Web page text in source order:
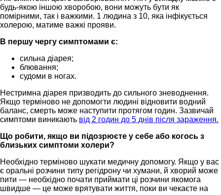
будь-якою іншою хворобою, вони можуть бути як
помірними, так і важкими. 1 людина з 10, яка інфікується
холерою, матиме важкі прояви.
В першу чергу симптомами є:
сильна діарея;
блювання;
судоми в ногах.
Нестримна діарея призводить до сильного зневоднення.
Якщо терміново не допомогти людині відновити водний
баланс, смерть може наступити протягом годин. Зазвичай
симптоми виникають від 2 годин до 5 днів після зараження.
Що робити, якщо ви підозрюєте у себе або когось з
близьких симптоми холери?
Необхідно терміново шукати медичну допомогу. Якщо у вас
є оральні розчини типу регідрону чи хумани, й хворий може
пити — необхідно почати приймати ці розчини якомога
швидше — це може врятувати життя, поки ви чекаєте на